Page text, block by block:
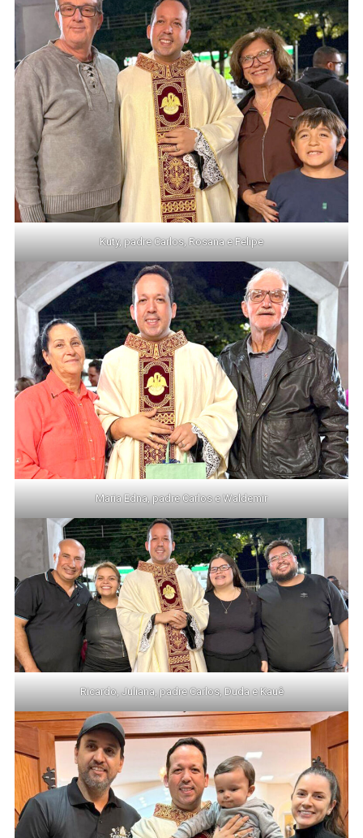
Kuty, padre Carlos, Rosana e Felipe
Maria Edna, padre Carlos e Waldemir
Ricardo, Juliana, padre Carlos, Duda e Kauê